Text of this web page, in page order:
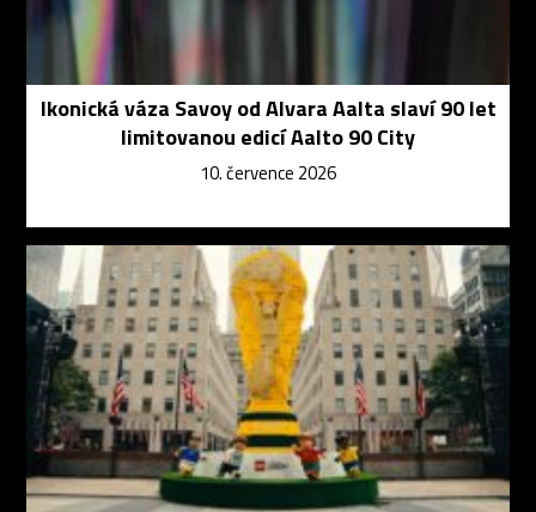
Ikonická váza Savoy od Alvara Aalta slaví 90 let
limitovanou edicí Aalto 90 City
10. července 2026